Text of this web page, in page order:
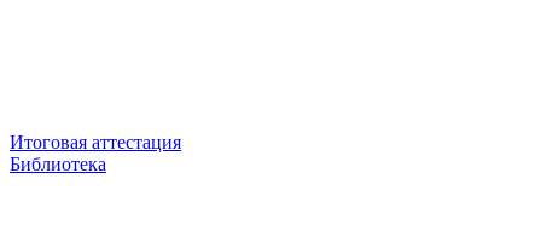
Итоговая аттестация
Библиотека